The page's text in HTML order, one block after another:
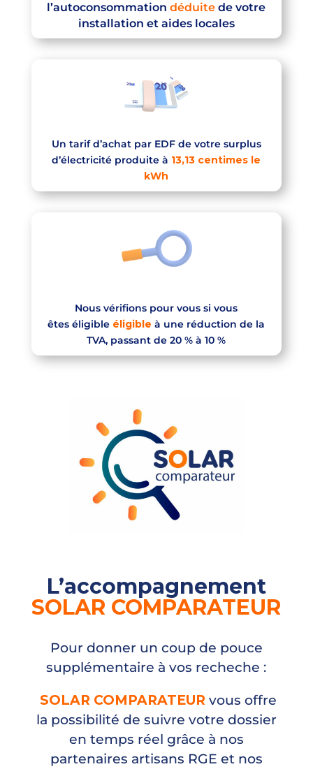
l’autoconsommationdéduite de votre
installation et aides locales
Un tarif d’achat par EDF de votre surplus
d’électricité produite à 13,13 centimes le
kWh
Nous vérifions pour vous si vous
êtes éligible éligible à une réduction de la
TVA, passant de 20 % à 10 %
L’accompagnement
SOLAR COMPARATEUR
Pour donner un coup de pouce
supplémentaire à vos recheche :
SOLAR COMPARATEUR vous offre
la possibilité de suivre votre dossier
en temps réel grâce à nos
partenaires artisans RGE et nos